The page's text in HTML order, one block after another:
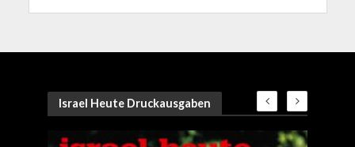
Israel Heute Druckausgaben